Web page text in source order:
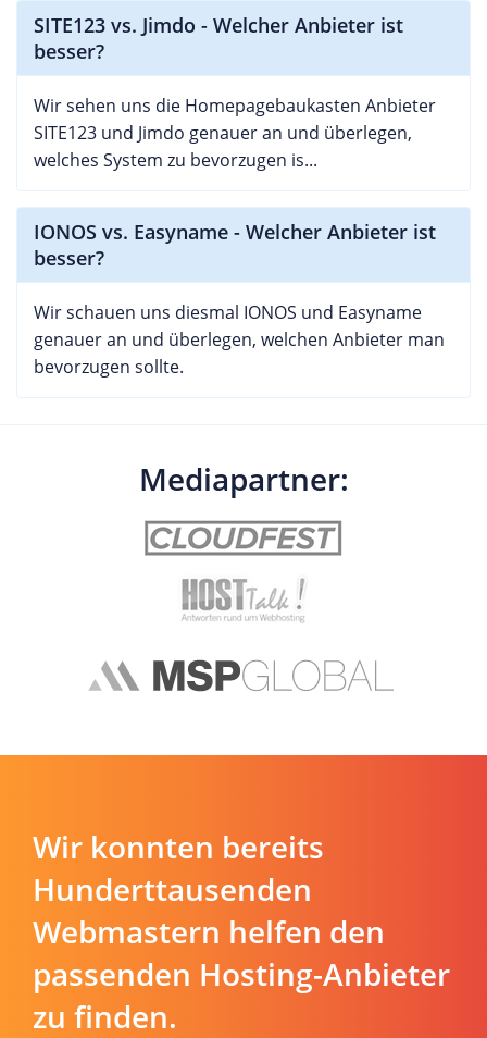
SITE123 vs. Jimdo - Welcher Anbieter ist
besser?
Wir sehen uns die Homepagebaukasten Anbieter
SITE123 und Jimdo genauer an und überlegen,
welches System zu bevorzugen is...
IONOS vs. Easyname - Welcher Anbieter ist
besser?
Wir schauen uns diesmal IONOS und Easyname
genauer an und überlegen, welchen Anbieter man
bevorzugen sollte.
Mediapartner:
Wir konnten bereits
Hunderttausenden
Webmastern helfen den
passenden Hosting-Anbieter
zu finden.